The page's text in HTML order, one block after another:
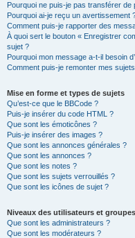
Pourquoi ne puis-je pas transférer de
Pourquoi ai-je reçu un avertissement
Comment puis-je rapporter des
À quoi sert le bouton « Enregistrer
sujet ?
Pourquoi mon message a-t-il besoin
Comment puis-je remonter mes
Mise en forme et types de sujets
Qu’est-ce que le BBCode ?
Puis-je insérer du code HTML ?
Que sont les émoticônes ?
Puis-je insérer des images ?
Que sont les annonces générales ?
Que sont les annonces ?
Que sont les notes ?
Que sont les sujets verrouillés ?
Que sont les icônes de sujet ?
Niveaux des utilisateurs et
Que sont les administrateurs ?
Que sont les modérateurs ?